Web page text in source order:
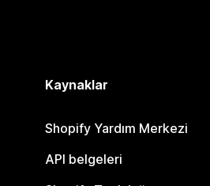
Kaynaklar
Shopify Yardım Merkezi
API belgeleri